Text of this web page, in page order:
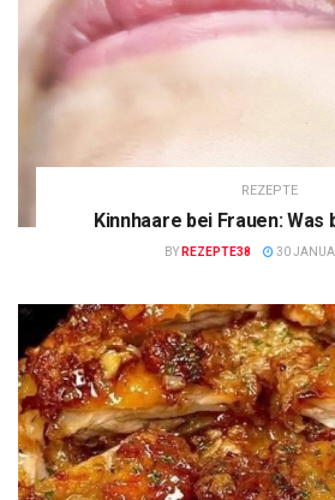
REZEPTE
Kinnhaare bei Frauen: Was
BY REZEPTE38 30